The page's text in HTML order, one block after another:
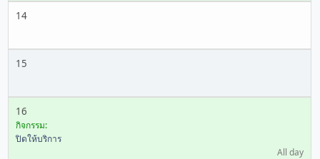
14
15
16
กิจกรรม:
ปิดให้บริการ
All day